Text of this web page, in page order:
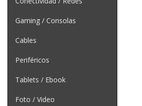
Gaming / Consolas
Cables
Periféricos
Tablets / Ebook
Foto / Video